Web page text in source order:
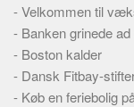
-Velkommen til
- Banken grinede ad
- Boston kalder
- Dansk Fitbay-
- Køb en feriebolig